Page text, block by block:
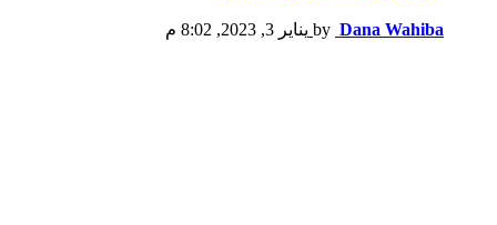
by Dana Wahiba يناير 3, 2023, 8:02 م